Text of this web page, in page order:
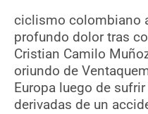
ciclismo colombiano
profundo dolor tras
Cristian Camilo
oriundo de
Europa luego de
derivadas de un